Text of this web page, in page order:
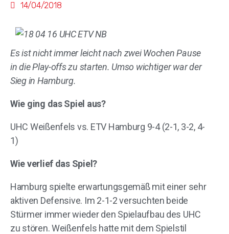
14/04/2018
Es ist nicht immer leicht nach zwei Wochen Pause
in die Play-offs zu starten. Umso wichtiger war der
Sieg in Hamburg.
Wie ging das Spiel aus?
UHC Weißenfels vs. ETV Hamburg 9-4 (2-1, 3-2, 4-
1)
Wie verlief das Spiel?
Hamburg spielte erwartungsgemäß mit einer sehr
aktiven Defensive. Im 2-1-2 versuchten beide
Stürmer immer wieder den Spielaufbau des UHC
zu stören. Weißenfels hatte mit dem Spielstil